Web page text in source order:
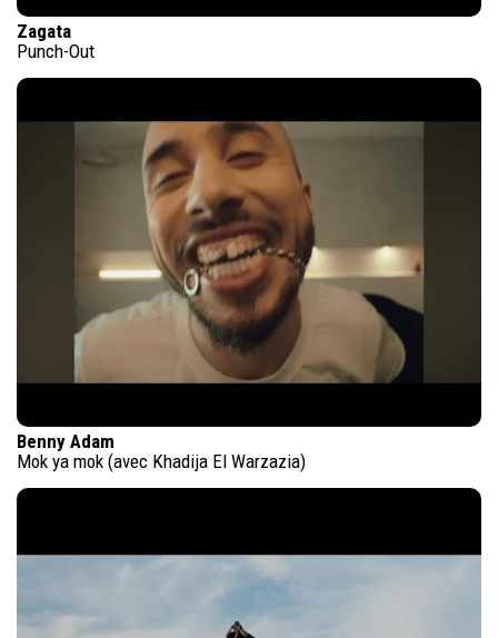
Zagata
Punch-Out
Benny Adam
Mok ya mok (avec Khadija El Warzazia)